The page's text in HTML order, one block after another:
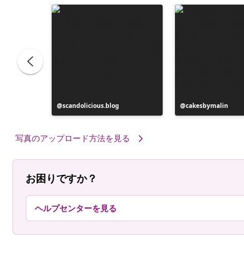
投
稿
scandolicious.blog
投
稿
cakesbymalin
写真のアップロード方法を見る
お困りですか？
ヘルプセンターを見る